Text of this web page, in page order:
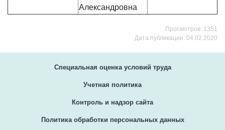
Александровна
Просмотров: 1351
Дата публикации: 04.02.2020
Специальная оценка условий труда
Учетная политика
Контроль и надзор сайта
Политика обработки персональных данных